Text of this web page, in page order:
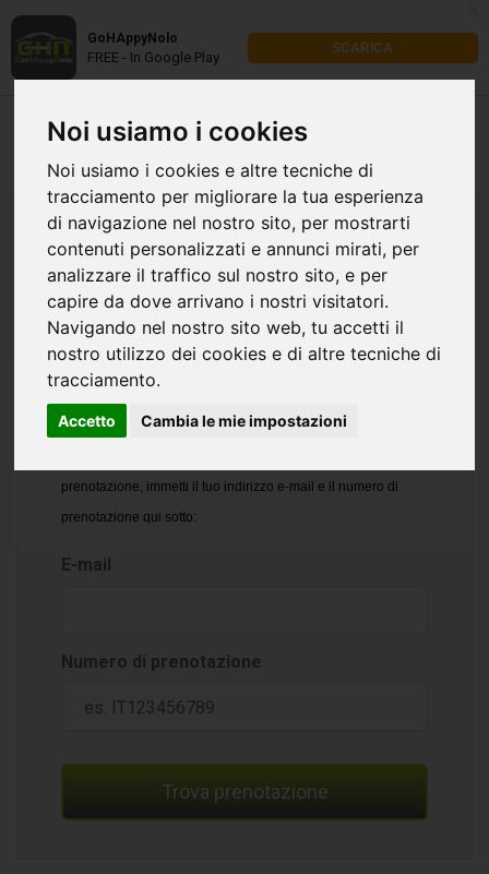
Noi usiamo i cookies
Noi usiamo i cookies e altre tecniche di
tracciamento per migliorare la tua esperienza
di navigazione nel nostro sito, per mostrarti
contenuti personalizzati e annunci mirati, per
analizzare il traffico sul nostro sito, e per
capire da dove arrivano i nostri visitatori.
Navigando nel nostro sito web, tu accetti il
nostro utilizzo dei cookies e di altre tecniche di
tracciamento.
Accetto Cambia le mie impostazioni
GoHAppyNolo
FREE - In Google Play
SCARICA
Gestione prenotazione
prenotazione, immetti il tuo indirizzo e-mail e il numero di
prenotazione qui sotto:
E-mail
Numero di prenotazione
Trova prenotazione